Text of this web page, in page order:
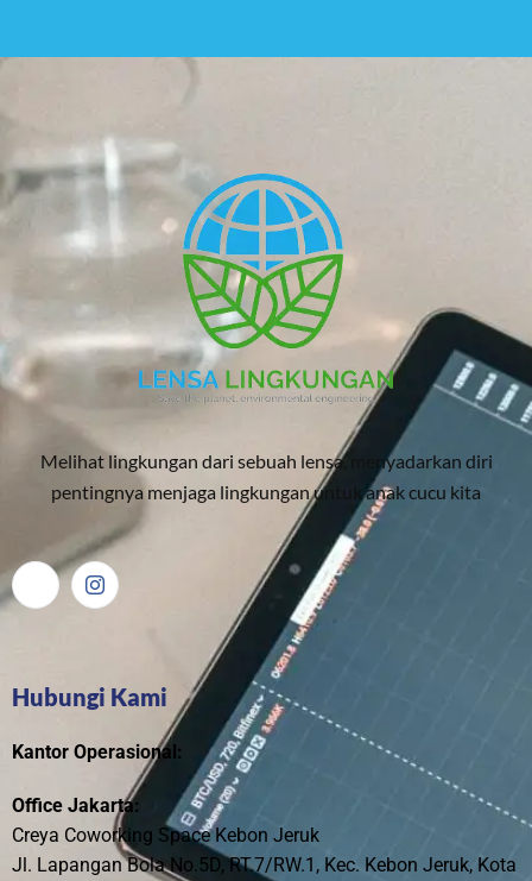
Melihat lingkungan dari sebuah lensa, menyadarkan diri
pentingnya menjaga lingkungan untuk anak cucu kita
Hubungi Kami
Kantor Operasional:
Office Jakarta:
Creya Coworking Space Kebon Jeruk
Jl. Lapangan Bola No.5D, RT.7/RW.1, Kec. Kebon Jeruk, Kota